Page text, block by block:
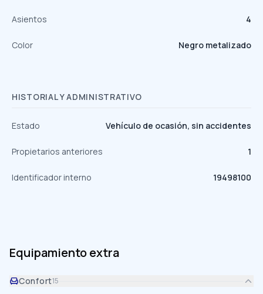
Asientos 4
Color Negro metalizado
HISTORIAL Y ADMINISTRATIVO
Estado Vehículo de ocasión, sin accidentes
Propietarios anteriores 1
Identificador interno 19498100
Equipamiento extra
Confort15